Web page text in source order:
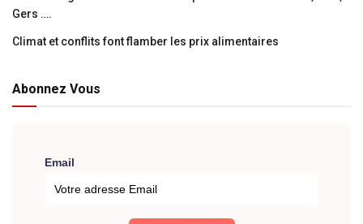
Gers ….
Climat et conflits font flamber les prix alimentaires
Abonnez Vous
Email